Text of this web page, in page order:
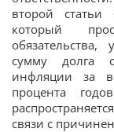
второй
который
сумму долга с
инфляции за
процента
связи с